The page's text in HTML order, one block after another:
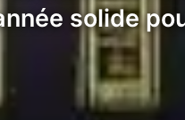
solide